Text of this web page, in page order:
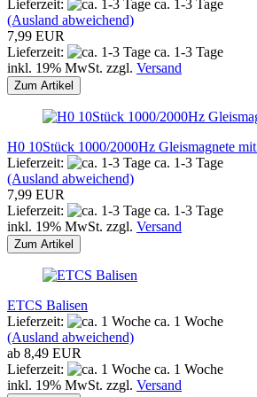
Lieferzeit:
ca. 1-3 Tage
(Ausland abweichend)
7,99 EUR
Lieferzeit:
ca. 1-3 Tage
inkl. 19% MwSt. zzgl. Versand
Zum Artikel
H0 10Stück 1000/2000Hz Gleismagnete
Lieferzeit:
ca. 1-3 Tage
(Ausland abweichend)
7,99 EUR
Lieferzeit:
ca. 1-3 Tage
inkl. 19% MwSt. zzgl. Versand
Zum Artikel
ETCS Balisen
Lieferzeit:
ca. 1 Woche
(Ausland abweichend)
ab 8,49 EUR
Lieferzeit:
ca. 1 Woche
inkl. 19% MwSt. zzgl. Versand